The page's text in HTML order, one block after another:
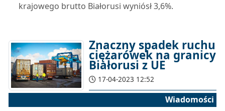
krajowego brutto Białorusi wyniósł 3,6%.
Znaczny spadek ruchu
ciężarówek na granicy
Białorusi z UE
17-04-2023 12:52
Wiadomości